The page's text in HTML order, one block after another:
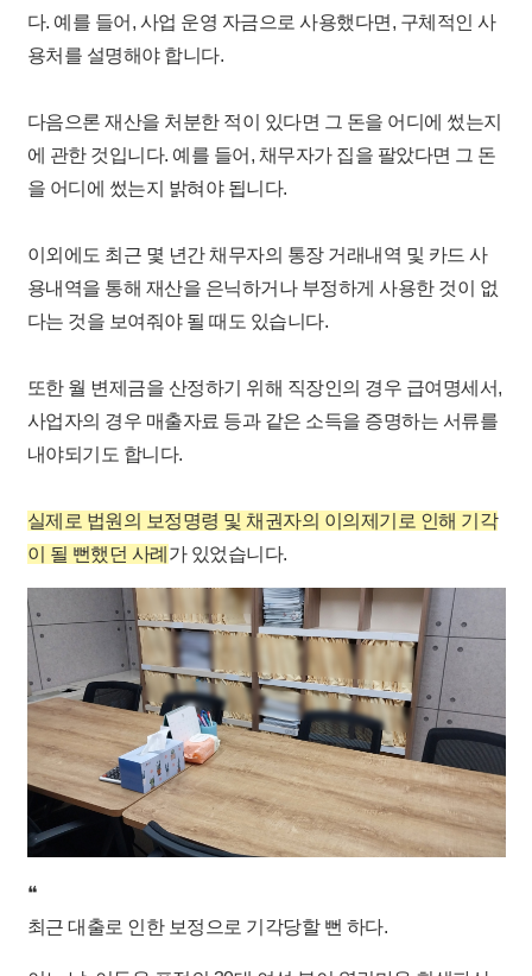
다. 예를 들어, 사업 운영 자금으로 사용했다면, 구체적인 사
용처를 설명해야 합니다. ​
다음으론 재산을 처분한 적이 있다면 그 돈을 어디에 썼는지
에 관한 것입니다. 예를 들어, 채무자가 집을 팔았다면 그 돈
을 어디에 썼는지 밝혀야 됩니다. ​
이외에도 최근 몇 년간 채무자의 통장 거래내역 및 카드 사
용내역을 통해 재산을 은닉하거나 부정하게 사용한 것이 없
다는 것을 보여줘야 될 때 도 있습니다. ​
또한 월 변제금을 산정하기 위해 직장인의 경우 급여명세서,
사업자의 경우 매출자료 등과 같은 소득을 증명하는 서류를
내야되기도 합니다. ​
실제로 법원의 보정명령 및 채권자의 이의제기로 인해 기각
이 될 뻔했던 사례 가 있었습니다.
❝
최근 대출로 인한 보정으로 기각당할 뻔 하다.